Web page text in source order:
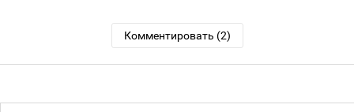
Комментировать (2)